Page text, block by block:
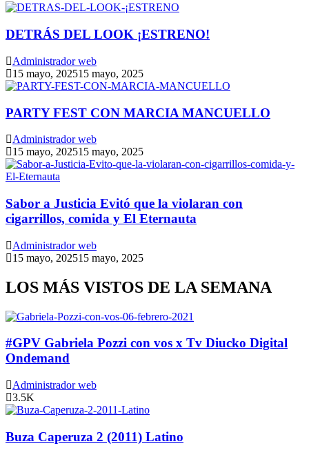
DETRÁS DEL LOOK ¡ESTRENO!
Administrador web
15 mayo, 202515 mayo, 2025
PARTY FEST CON MARCIA MANCUELLO
Administrador web
15 mayo, 202515 mayo, 2025
Sabor a Justicia Evitó que la violaran con
cigarrillos, comida y El Eternauta
Administrador web
15 mayo, 202515 mayo, 2025
LOS MÁS VISTOS DE LA SEMANA
#GPV Gabriela Pozzi con vos x Tv Diucko Digital
Ondemand
Administrador web
3.5K
Buza Caperuza 2 (2011) Latino